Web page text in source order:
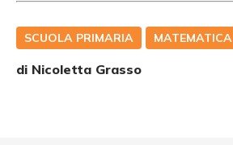
SCUOLA PRIMARIA MATEMATICA
di Nicoletta Grasso